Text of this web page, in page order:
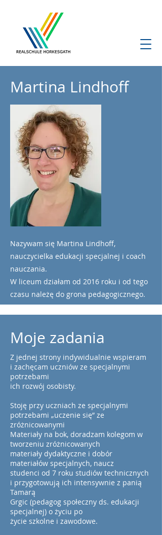
Martina Lindhoff
Nazywam się Martina Lindhoff,
nauczycielka edukacji specjalnej i coach
nauczania.
W liceum działam od 2016 roku i od tego
czasu należę do grona pedagogicznego.
Moje zadania
Z jednej strony indywidualnie wspieram
i zachęcam uczniów ze specjalnymi
potrzebami
ich rozwój osobisty.
Stoję przy uczniach ze specjalnymi
potrzebami „uczenie się” ze
zróżnicowanymi
Materiały na bok, doradzam kolegom w
tworzeniu zróżnicowanych
materiały dydaktyczne i dobór
materiałów specjalnych, naucz
studenci od 7 roku studiów technicznych
i przygotowują ich intensywnie z panią
Tamarą
Grgic (pedagog społeczny ds. edukacji
specjalnej) o życiu po
życie szkolne i zawodowe.